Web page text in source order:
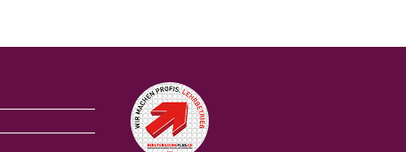
Auszeichnungen